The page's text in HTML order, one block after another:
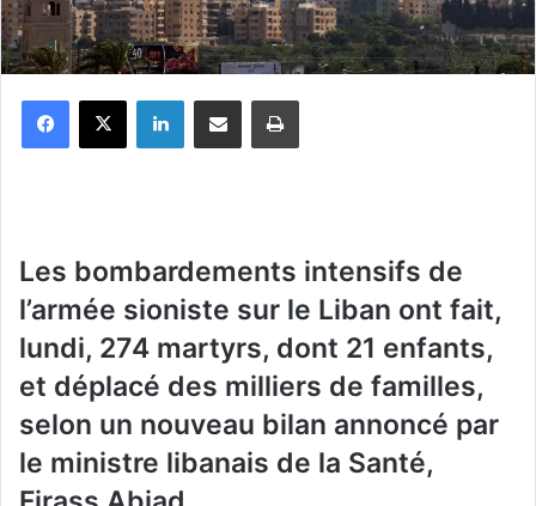
Les bombardements intensifs de
l’armée sioniste sur le Liban ont fait,
lundi, 274 martyrs, dont 21 enfants,
et déplacé des milliers de familles,
selon un nouveau bilan annoncé par
le ministre libanais de la Santé,